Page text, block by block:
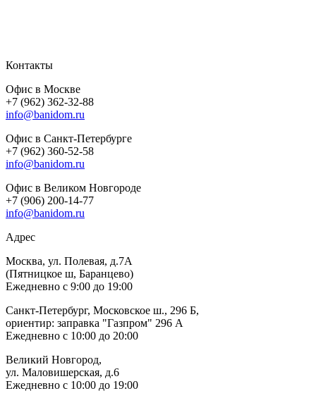
Контакты
Офис в Москве
+7 (962) 362-32-88
info@banidom.ru
Офис в Санкт-Петербурге
+7 (962) 360-52-58
info@banidom.ru
Офис в Великом Новгороде
+7 (906) 200-14-77
info@banidom.ru
Адрес
Москва, ул. Полевая, д.7А
(Пятницкое ш, Баранцево)
Ежедневно с 9:00 до 19:00
Санкт-Петербург, Московское ш., 296 Б,
ориентир: заправка "Газпром" 296 А
Ежедневно с 10:00 до 20:00
Великий Новгород,
ул. Маловишерская, д.6
Ежедневно с 10:00 до 19:00